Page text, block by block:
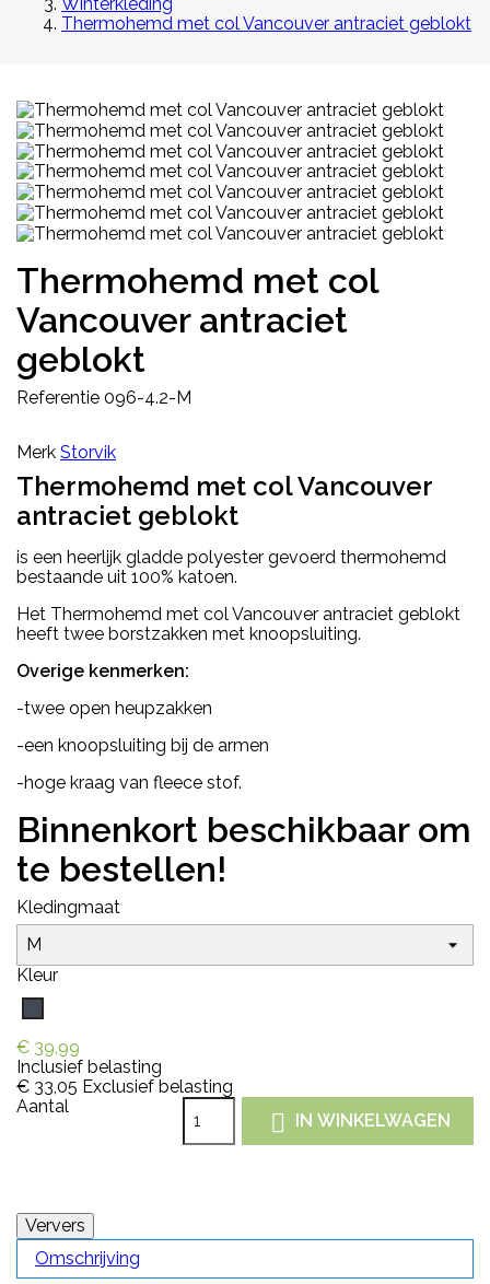
Thermohemd met col Vancouver antraciet geblokt
Thermohemd met col
Vancouver antraciet
geblokt
Referentie 096-4.2-M
Merk Storvik
Thermohemd met col Vancouver
antraciet geblokt
is een heerlijk gladde polyester gevoerd thermohemd
bestaande uit 100% katoen.
Het Thermohemd met col Vancouver antraciet geblokt
heeft twee borstzakken met knoopsluiting.
Overige kenmerken:
-twee open heupzakken
-een knoopsluiting bij de armen
-hoge kraag van fleece stof.
Binnenkort beschikbaar om
te bestellen!
Kledingmaat
Kleur
€ 39,99
Inclusief belasting
€ 33,05 Exclusief belasting
Aantal
 IN WINKELWAGEN
Omschrijving